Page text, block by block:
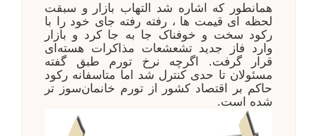
همانطور که اشاره شد التهاب بازار و سبقت
لحظه ای قیمت ها ، رفته رفته جای خود را با
رکود سخت و خوفناک جا به جا کرد و بازار
وارد فاز جدید تشعشعات مذاکرات هسته‌ای
قرار گرفت. اگرچه نرخ تورم طبق گفته
مسئولان تا حدی کنترل شد اما متاسفانه رکود
حاکم بر اقتصاد کشور از تورم خانمان‌سوز تر
شده است.